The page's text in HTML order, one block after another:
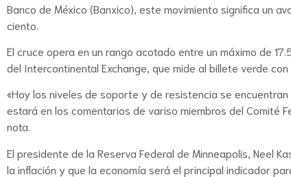
Banco de México (Banxico), este movimiento significa un
ciento.
El cruce opera en un rango acotado entre un máximo de
del Intercontinental Exchange, que mide al billete verde
«Hoy los niveles de soporte y de resistencia se
estará en los comentarios de variso miembros del Comité
nota.
El presidente de la Reserva Federal de Minneapolis, Neel
la inflación y que la economía será el principal indicador